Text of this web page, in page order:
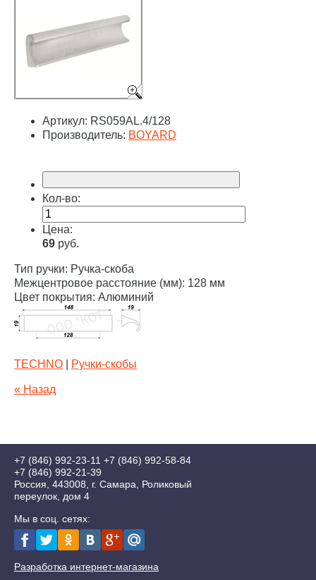
Артикул: RS059AL.4/128
Производитель: BOYARD
Кол-во:
Цена:
69 руб.
Тип ручки: Ручка-скоба
Межцентровое расстояние (мм): 128 мм
Цвет покрытия: Алюминий
TECHNO Ручки-скобы
« Назад
+7 (846) 992-23-11 +7 (846) 992-58-84
+7 (846) 992-21-39
Россия, 443008, г. Самара, Роликовый
переулок, дом 4
Мы в соц. сетях:
Разработка интернет-магазина